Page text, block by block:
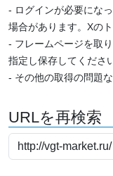
- ログインが必要にな
場合があります。Xの
- フレームページを取
指定し保存してくださ
- その他の取得の問題
URLを再検索